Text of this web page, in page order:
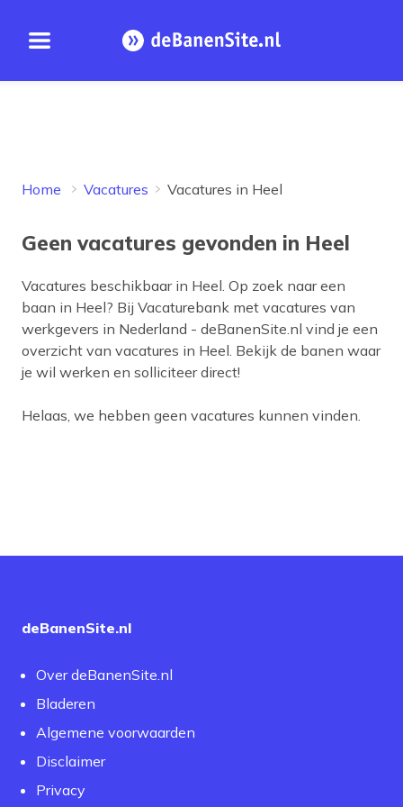
Open menu Homepage
Home Vacatures Vacatures in Heel
Geen vacatures gevonden in Heel
Vacatures beschikbaar in Heel. Op zoek naar een
baan in Heel? Bij Vacaturebank met vacatures van
werkgevers in Nederland - deBanenSite.nl vind je een
overzicht van vacatures in Heel. Bekijk de banen waar
je wil werken en solliciteer direct!
Helaas, we hebben geen vacatures kunnen vinden.
deBanenSite.nl
Over deBanenSite.nl
Bladeren
Algemene voorwaarden
Disclaimer
Privacy